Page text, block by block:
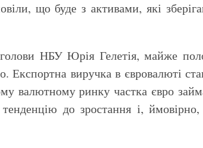
НБУ Юрія Гелетія, майже
Експортна виручка в євровалюті
валютному ринку частка євро
до зростання і, ймовірно,